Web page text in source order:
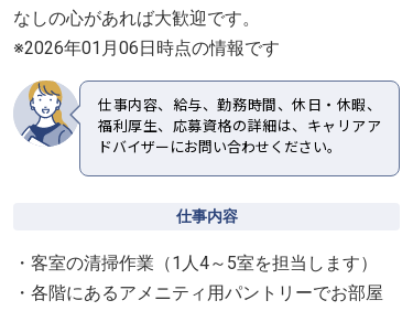
なしの心があれば大歓迎です。
※2026年01月06日時点の情報です
仕事内容、給与、勤務時間、休日・休暇、
福利厚生、応募資格の詳細は、キャリアア
ドバイザーにお問い合わせください。
仕事内容
・客室の清掃作業（1人4～5室を担当します）
・各階にあるアメニティ用パントリーでお部屋